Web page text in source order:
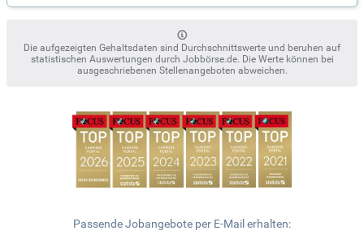
Die aufgezeigten Gehaltsdaten sind Durchschnittswerte und beruhen auf
statistischen Auswertungen durch Jobbörse.de. Die Werte können bei
ausgeschriebenen Stellenangeboten abweichen.
Passende Jobangebote per E-Mail erhalten: